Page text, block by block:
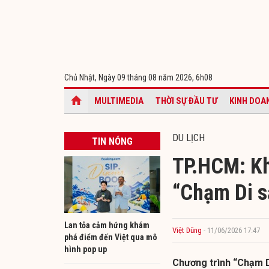
Chủ Nhật, Ngày 09 tháng 08 năm 2026, 6h08
MULTIMEDIA THỜI SỰ ĐẦU TƯ KINH
TIN NÓNG
Lan tỏa cảm hứng khám
phá điểm đến Việt qua mô
hình pop up
DU LỊCH
TP.HCM:
“Chạm Di
Việt Dũng - 11/06/2026 17:47
Chương trình “Chạm